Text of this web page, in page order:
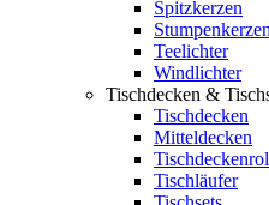
Spitzkerzen
Stumpenkerzen
Teelichter
Windlichter
Tischdecken &
Tischdecken
Mitteldecken
Tischläufer